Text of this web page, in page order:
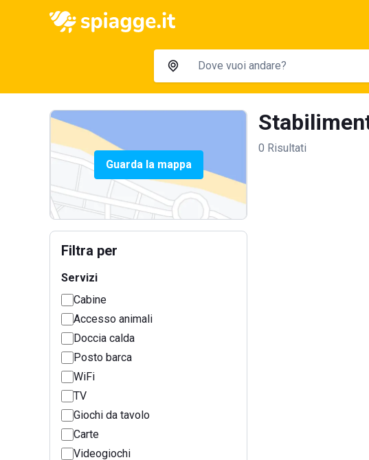
Guarda la mappa
Filtra per
Servizi
Cabine
Accesso animali
Doccia calda
Posto barca
WiFi
TV
Giochi da tavolo
Carte
Videogiochi
0 Risultati